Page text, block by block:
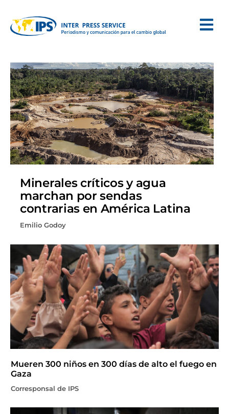
Minerales críticos y agua
marchan por sendas
contrarias en América Latina
Emilio Godoy
Mueren 300 niños en 300 días de alto el fuego en
Gaza
Corresponsal de IPS